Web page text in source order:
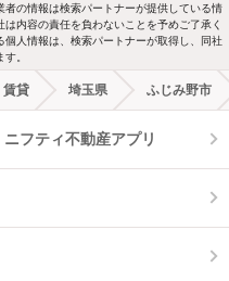
の情報は検索パートナーが提供している情
内容の責任を負わないことを予めご了承く
人情報は、検索パートナーが取得し、同社
。
賃貸 埼玉県 ふじみ野市
ニフティ不動産アプリ